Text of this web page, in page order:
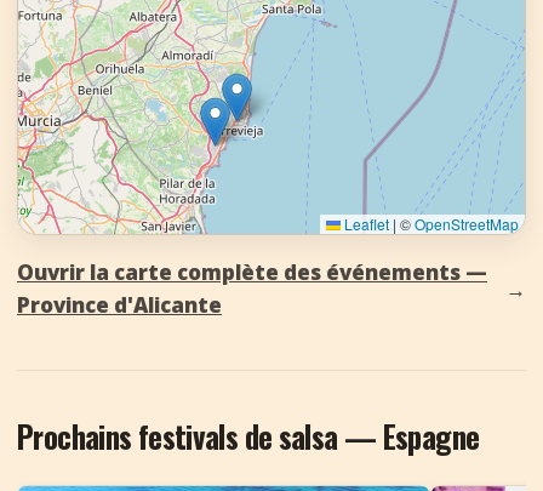
Leaflet | ©OpenStreetMap
Ouvrir la carte complète des événements —
Province d'Alicante
→
Prochains festivals de salsa — Espagne